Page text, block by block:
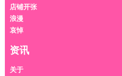
店铺开张
浪漫
哀悼
资讯
关于